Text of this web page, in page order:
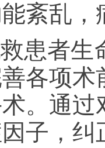
紊乱
患者生
各项
。通
子，